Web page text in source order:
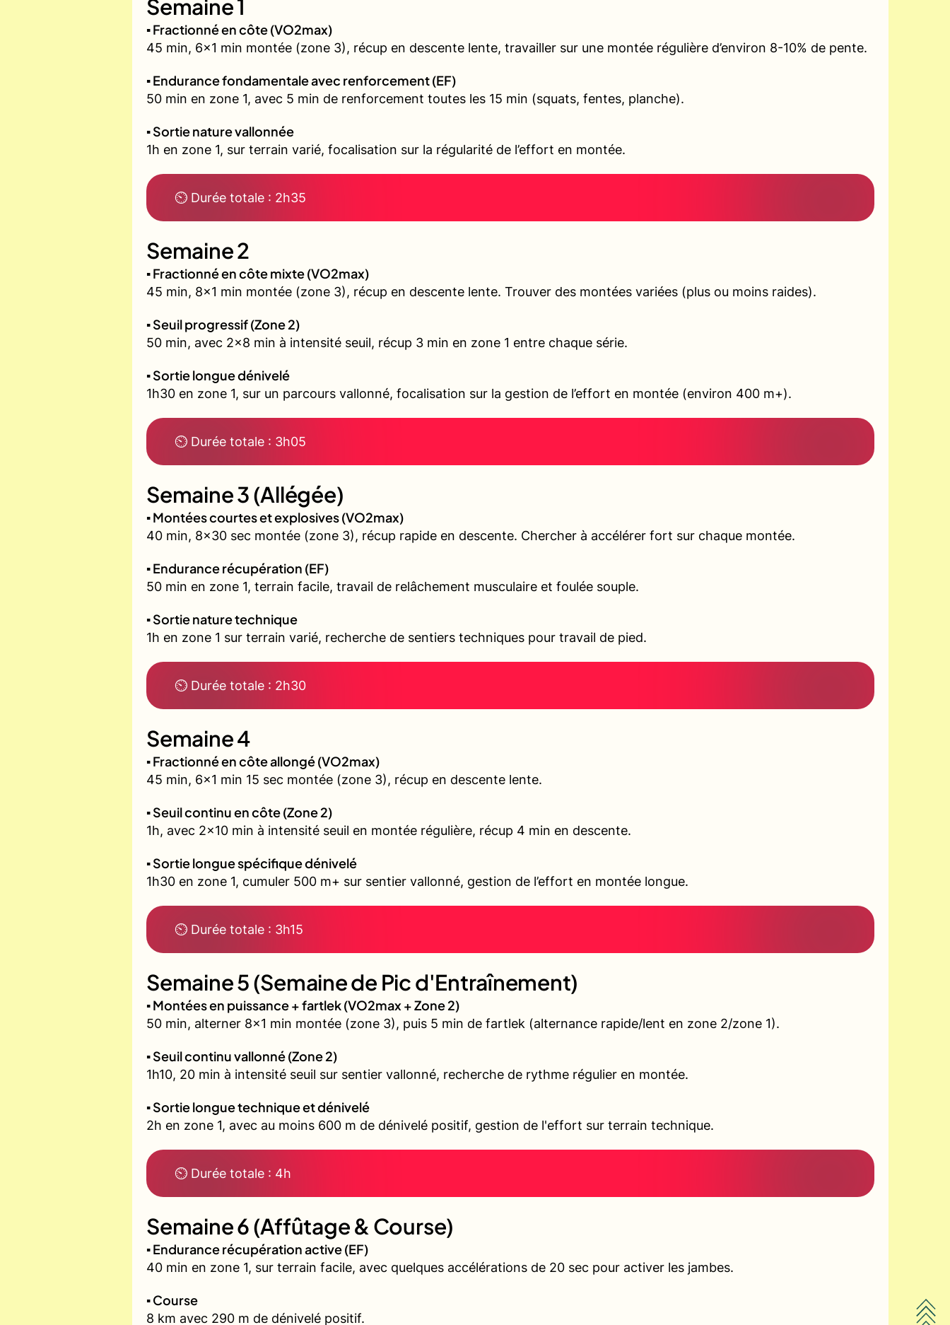
Semaine 1
▪️ Fractionné en côte (VO2max)
45 min, 6x1 min montée (zone 3), récup en descente lente, travailler sur une montée régulière d’environ 8-10% de pente.
▪️ Endurance fondamentale avec renforcement (EF)
50 min en zone 1, avec 5 min de renforcement toutes les 15 min (squats, fentes, planche).
▪️ Sortie nature vallonnée
1h en zone 1, sur terrain varié, focalisation sur la régularité de l’effort en montée.
⏲ Durée totale : 2h35
Semaine 2
▪️ Fractionné en côte mixte (VO2max)
45 min, 8x1 min montée (zone 3), récup en descente lente. Trouver des montées variées (plus ou moins raides).
▪️ Seuil progressif (Zone 2)
50 min, avec 2x8 min à intensité seuil, récup 3 min en zone 1 entre chaque série.
▪️ Sortie longue dénivelé
1h30 en zone 1, sur un parcours vallonné, focalisation sur la gestion de l’effort en montée (environ 400 m+).
⏲ Durée totale : 3h05
Semaine 3 (Allégée)
▪️ Montées courtes et explosives (VO2max)
40 min, 8x30 sec montée (zone 3), récup rapide en descente. Chercher à accélérer fort sur chaque montée.
▪️ Endurance récupération (EF)
50 min en zone 1, terrain facile, travail de relâchement musculaire et foulée souple.
▪️ Sortie nature technique
1h en zone 1 sur terrain varié, recherche de sentiers techniques pour travail de pied.
⏲ Durée totale : 2h30
Semaine 4
▪️ Fractionné en côte allongé (VO2max)
45 min, 6x1 min 15 sec montée (zone 3), récup en descente lente.
▪️ Seuil continu en côte (Zone 2)
1h, avec 2x10 min à intensité seuil en montée régulière, récup 4 min en descente.
▪️ Sortie longue spécifique dénivelé
1h30 en zone 1, cumuler 500 m+ sur sentier vallonné, gestion de l’effort en montée longue.
⏲ Durée totale : 3h15
Semaine 5 (Semaine de Pic d'Entraînement)
▪️ Montées en puissance + fartlek (VO2max + Zone 2)
50 min, alterner 8x1 min montée (zone 3), puis 5 min de fartlek (alternance rapide/lent en zone 2/zone 1).
▪️ Seuil continu vallonné (Zone 2)
1h10, 20 min à intensité seuil sur sentier vallonné, recherche de rythme régulier en montée.
▪️ Sortie longue technique et dénivelé
2h en zone 1, avec au moins 600 m de dénivelé positif, gestion de l'effort sur terrain technique.
⏲ Durée totale : 4h
Semaine 6 (Affûtage & Course)
▪️ Endurance récupération active (EF)
40 min en zone 1, sur terrain facile, avec quelques accélérations de 20 sec pour activer les jambes.
▪️ Course
8 km avec 290 m de dénivelé positif.